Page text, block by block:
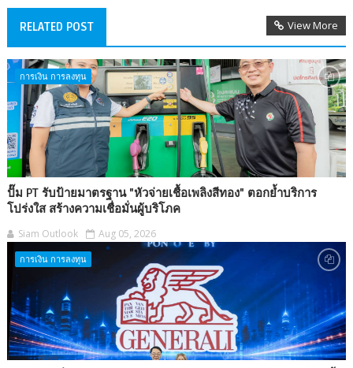
RELATED POST View More
การเงิน การลงทุน
ปั๊ม PT รับป้ายมาตรฐาน "หัวจ่ายเชื้อเพลิงสีทอง" ตอกย้ำบริการ
โปร่งใส สร้างความเชื่อมั่นผู้บริโภค
Siam Outlook Aug 05, 2026
การเงิน การลงทุน